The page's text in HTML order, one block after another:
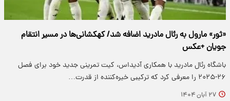
«ثور» مارول به رئال مادرید اضافه شد/ کهکشانی‌ها در مسیر انتقام
جویان +عکس
باشگاه رئال مادرید با همکاری آدیداس، کیت تمرینی جدید خود برای فصل
۲۶-۲۰۲۵ را معرفی کرد که ترکیبی خیره‌کننده از قدرت…
۲۷ آبان ۱۴۰۴